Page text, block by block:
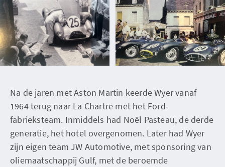
Na de jaren met Aston Martin keerde Wyer vanaf
1964 terug naar La Chartre met het Ford-
fabrieksteam. Inmiddels had Noël Pasteau, de derde
generatie, het hotel overgenomen. Later had Wyer
zijn eigen team JW Automotive, met sponsoring van
oliemaatschappij Gulf, met de beroemde